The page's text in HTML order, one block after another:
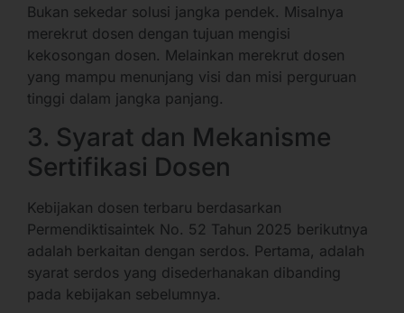
Bukan sekedar solusi jangka pendek. Misalnya
merekrut dosen dengan tujuan mengisi
kekosongan dosen. Melainkan merekrut dosen
yang mampu menunjang visi dan misi perguruan
tinggi dalam jangka panjang.
3. Syarat dan Mekanisme
Sertifikasi Dosen
Kebijakan dosen terbaru berdasarkan
Permendiktisaintek No. 52 Tahun 2025 berikutnya
adalah berkaitan dengan serdos. Pertama, adalah
syarat serdos yang disederhanakan dibanding
pada kebijakan sebelumnya.